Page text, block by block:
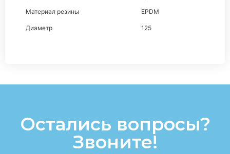
Материал резины EPDM
Диаметр 125
Остались вопросы?
Звоните!